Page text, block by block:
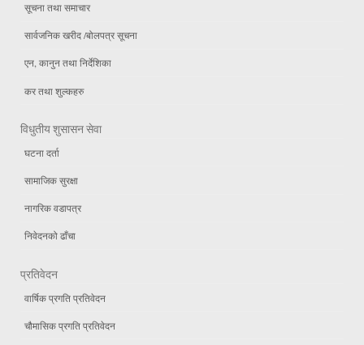
सूचना तथा समाचार
सार्वजनिक खरीद /बोलपत्र सूचना
एन, कानुन तथा निर्देशिका
कर तथा शुल्कहरु
विधुतीय शुसासन सेवा
घटना दर्ता
सामाजिक सुरक्षा
नागरिक वडापत्र
निवेदनको ढाँचा
प्रतिवेदन
वार्षिक प्रगति प्रतिवेदन
चौमासिक प्रगति प्रतिवेदन